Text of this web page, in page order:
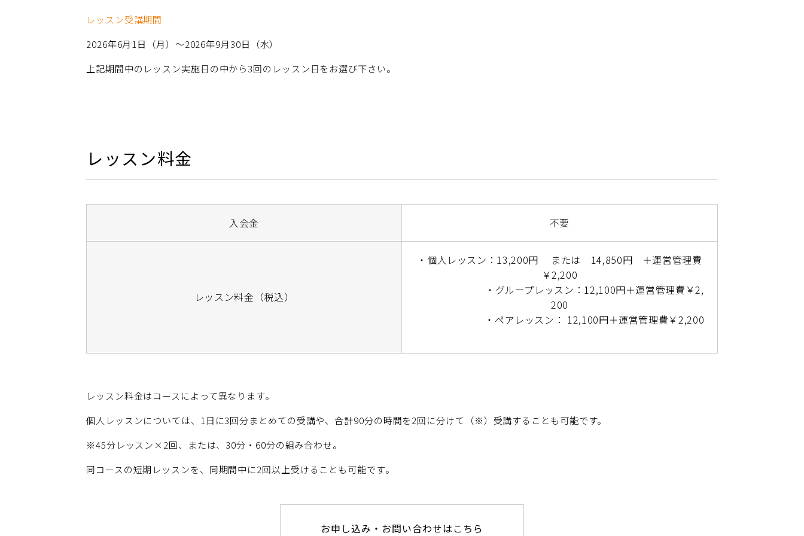
レッスン受講期間
2026年6月1日（月）～2026年9月30日（水）
上記期間中のレッスン実施日の中から3回のレッスン日をお選び下さい。
レッスン料金
入会金 不要
レッスン料金（税込）
・個人レッスン：13,200円 または 14,850円 ＋運営管理費
￥2,200
・グループレッスン：12,100円＋運営管理費￥2,
200
・ペアレッスン： 12,100円＋運営管理費￥2,200
レッスン料金はコースによって異なります。
個人レッスンについては、1日に3回分まとめての受講や、合計90分の時間を2回に分けて（※）受講することも可能です。
※45分レッスン×2回、または、30分・60分の組み合わせ。
同コースの短期レッスンを、同期間中に2回以上受けることも可能です。
お申し込み・お問い合わせはこちら